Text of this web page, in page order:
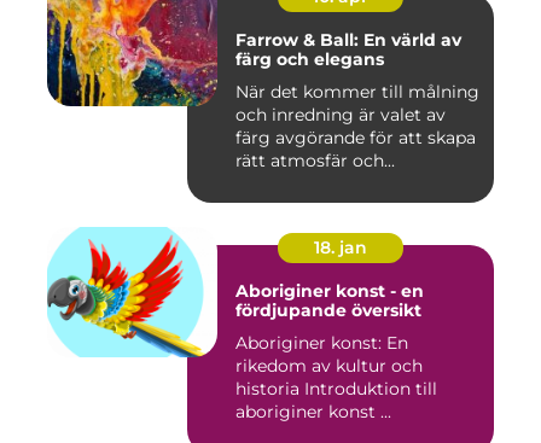
Farrow & Ball: En värld av
färg och elegans
När det kommer till målning
och inredning är valet av
färg avgörande för att skapa
rätt atmosfär och...
18. jan
Aboriginer konst - en
fördjupande översikt
Aboriginer konst: En
rikedom av kultur och
historia Introduktion till
aboriginer konst ...